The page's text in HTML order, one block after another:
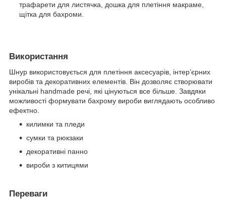
трафарети для листячка, дошка для плетіння макраме,
щітка для бахроми.
Використання
Шнур використовується для плетіння аксесуарів, інтер’єрних
виробів та декоративних елементів. Він дозволяє створювати
унікальні handmade речі, які цінуються все більше. Завдяки
можливості формувати бахрому вироби виглядають особливо
ефектно.
килимки та пледи
сумки та рюкзаки
декоративні панно
вироби з китицями
Переваги